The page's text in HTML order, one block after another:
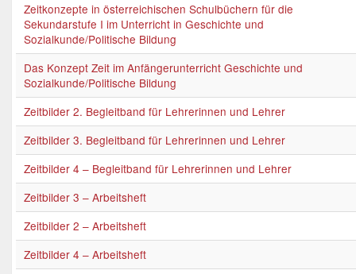
Zeitkonzepte in österreichischen Schulbüchern für die
Sekundarstufe I im Unterricht in Geschichte und
Sozialkunde/Politische Bildung
Das Konzept Zeit im Anfängerunterricht Geschichte und
Sozialkunde/Politische Bildung
Zeitbilder 2. Begleitband für Lehrerinnen und Lehrer
Zeitbilder 3. Begleitband für Lehrerinnen und Lehrer
Zeitbilder 4 – Begleitband für Lehrerinnen und Lehrer
Zeitbilder 3 – Arbeitsheft
Zeitbilder 2 – Arbeitsheft
Zeitbilder 4 – Arbeitsheft